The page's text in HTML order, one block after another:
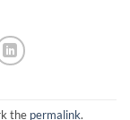
the permalink.